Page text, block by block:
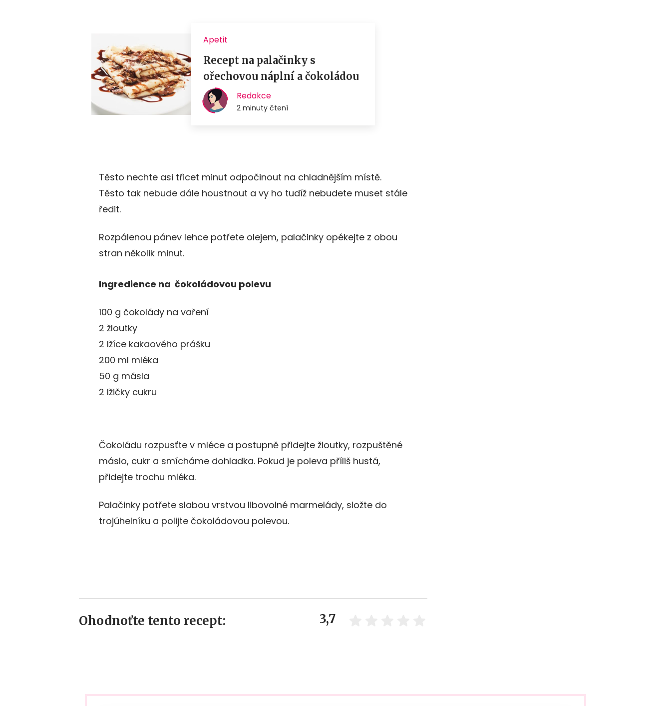
Těsto nechte asi třicet minut odpočinout na chladnějším místě.
Těsto tak nebude dále houstnout a vy ho tudíž nebudete muset stále
ředit.
Rozpálenou pánev lehce potřete olejem, palačinky opékejte z obou
stran několik minut.
Ingredience na čokoládovou polevu
100 g čokolády na vaření
2 žloutky
2 lžíce kakaového prášku
200 ml mléka
50 g másla
2 lžičky cukru
Čokoládu rozpusťte v mléce a postupně přidejte žloutky, rozpuštěné
máslo, cukr a smícháme dohladka. Pokud je poleva příliš hustá,
přidejte trochu mléka.
Palačinky potřete slabou vrstvou libovolné marmelády, složte do
trojúhelníku a polijte čokoládovou polevou.
Ohodnoťte tento recept: 3,7